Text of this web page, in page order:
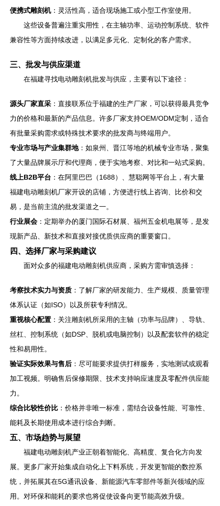
便携式雕刻机：灵活性高，适合现场施工或小型工作室使用。
这些设备普遍注重实用性，在主轴功率、运动控制系统、软件
兼容性等方面持续改进，以满足多元化、定制化的客户需求。
三、批发与供应渠道
在福建寻找电动雕刻机批发与供应，主要有以下途径：
源头厂家直采 ：直接联系位于福建的生产厂家，可以获得最具竞争
力的价格和最新的产品信息。许多厂家支持OEM/ODM定制，适合
有批量采购需求或特殊技术要求的批发商与终端用户。
专业市场与产业集群地：如泉州、晋江等地的机械专业市场，聚集
了大量品牌展示厅和代理商，便于实地考察、对比和一站式采购。
线上B2B平台 ：在阿里巴巴（1688）、慧聪网等平台上，有大量
福建电动雕刻机厂家开设的店铺，方便进行线上咨询、比价和交
易，是当前主流的批发渠道之一。
行业展会 ：定期举办的厦门国际石材展、福州五金机电展等，是发
现新产品、新技术和直接对接优质供应商的重要窗口。
四、选择厂家与采购建议
面对众多的福建电动雕刻机供应商，采购方需审慎选择：
考察技术实力与资质 ：了解厂家的研发能力、生产规模、质量管理
体系认证（如ISO）以及所获专利情况。
重视核心配置 ：关注雕刻机所采用的主轴（功率与品牌）、导轨、
丝杠、控制系统（如DSP、脱机或电脑控制）以及配套软件的稳定
性和易用性。
验证实际效果与售后 ：尽可能要求提供打样服务，实地测试或观看
加工视频。明确售后保修期限、技术支持响应速度及零配件供应能
力。
综合比较性价比 ：价格并非唯一标准，需结合设备性能、可靠性、
能耗及长期使用成本进行综合判断。
五、市场趋势与展望
福建电动雕刻机产业正朝着智能化、高精度、复合化方向发
展。更多厂家开始集成自动化上下料系统，开发更智能的数控系
统，并拓展其在5G通讯设备、新能源汽车零部件等新兴领域的应
用。对环保和能耗的要求也将促使设备向更节能高效升级。